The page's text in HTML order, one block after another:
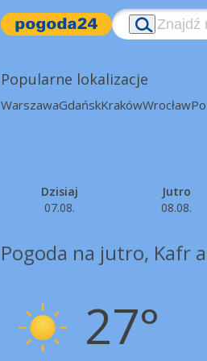
Popularne lokalizacje
WarszawaGdańskKrakówWrocław
Dzisiaj
07.08.
Jutro
08.08.
Pogoda na jutro, Kafr
27°